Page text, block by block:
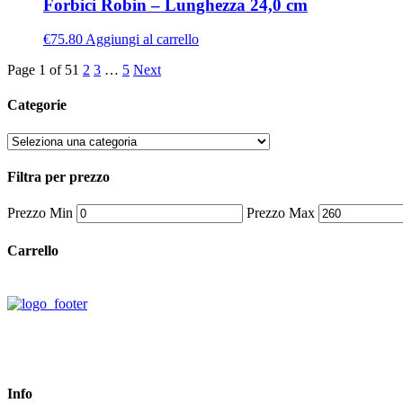
Forbici Robin – Lunghezza 24,0 cm
€75.80 Aggiungi al carrello
Page 1 of 51 2 3 … 5 Next
Categorie
Filtra per prezzo
Prezzo Min Prezzo Max
Carrello
Info